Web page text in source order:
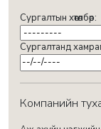
Сургалтын хөтөлбөр:
Сургалтанд
Компанийн